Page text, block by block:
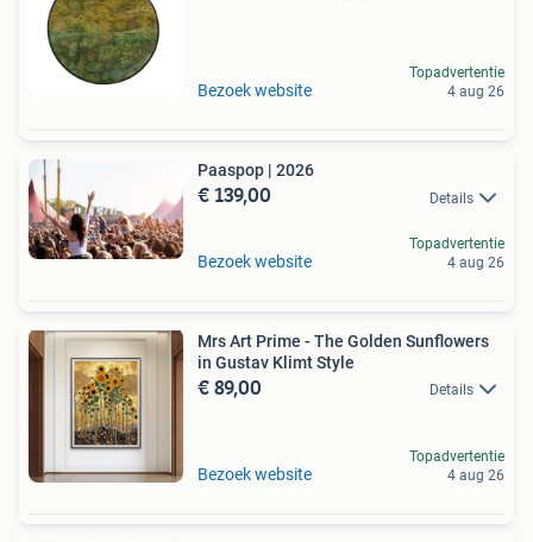
Bezoek website
Topadvertentie
4 aug 26
Paaspop | 2026
€ 139,00 Details
Bezoek website
Topadvertentie
4 aug 26
Mrs Art Prime - The Golden Sunflowers
in Gustav Klimt Style
€ 89,00 Details
Bezoek website
Topadvertentie
4 aug 26